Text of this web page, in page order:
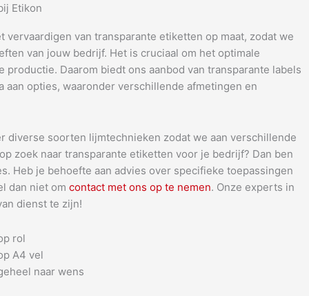
Etikon
vervaardigen van transparante etiketten op maat, zodat we
van jouw bedrijf. Het is cruciaal om het optimale
productie. Daarom biedt ons aanbod van transparante labels
aan opties, waaronder verschillende afmetingen en
diverse soorten lijmtechnieken zodat we aan verschillende
zoek naar transparante etiketten voor je bedrijf? Dan ben
Heb je behoefte aan advies over specifieke toepassingen
dan niet om contact met ons op te nemen. Onze experts in
dienst te zijn!
rol
A4 vel
naar wens